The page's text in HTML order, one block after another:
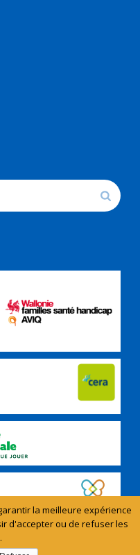
la meilleure expérience
d'accepter ou de refuser les